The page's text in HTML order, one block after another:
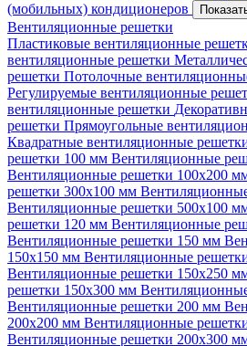
(мобильных) кондиционеров
Вентиляционные решетки
Пластиковые вентиляционные
вентиляционные решетки
решетки Потолочные
Регулируемые вентиляционные
вентиляционные решетки
решетки Прямоугольные
Квадратные вентиляционные
решетки 100 мм Вентиляционные
Вентиляционные решетки 100х200
решетки 300х100 мм
Вентиляционные решетки 500х100
решетки 120 мм Вентиляционные
Вентиляционные решетки 150 мм
150х150 мм Вентиляционные
Вентиляционные решетки 150х250
решетки 150х300 мм
Вентиляционные решетки 200 мм
200х200 мм Вентиляционные
Вентиляционные решетки 200х300